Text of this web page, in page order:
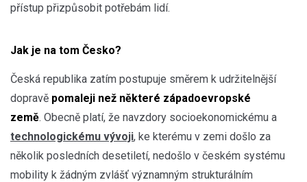
přístup přizpůsobit potřebám lidí.
Jak je na tom Česko?
Česká republika zatím postupuje směrem k udržitelnější
dopravě pomaleji než některé západoevropské
země. Obecně platí, že navzdory socioekonomickému a
technologickému vývoji, ke kterému v zemi došlo za
několik posledních desetiletí, nedošlo v českém systému
mobility k žádným zvlášť významným strukturálním